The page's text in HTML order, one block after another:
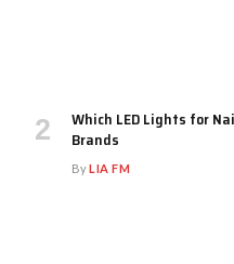
Which LED Lights for
Brands
ByLIA FM